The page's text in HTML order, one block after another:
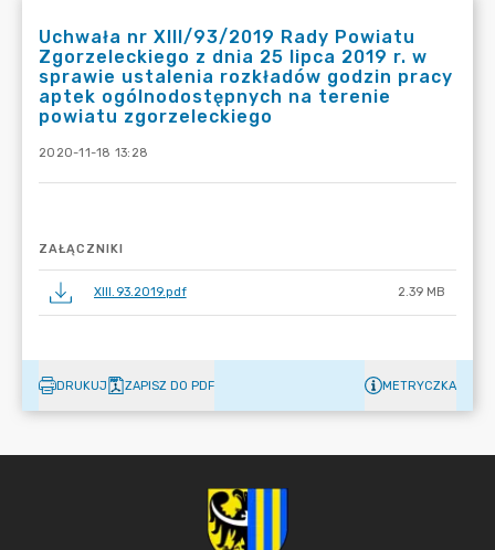
Uchwała nr XIII/93/2019 Rady Powiatu
Zgorzeleckiego z dnia 25 lipca 2019 r. w
sprawie ustalenia rozkładów godzin pracy
aptek ogólnodostępnych na terenie
powiatu zgorzeleckiego
2020-11-18 13:28
ZAŁĄCZNIKI
XIII.93.2019.pdf 2.39 MB
DRUKUJ ZAPISZ DO PDF METRYCZKA